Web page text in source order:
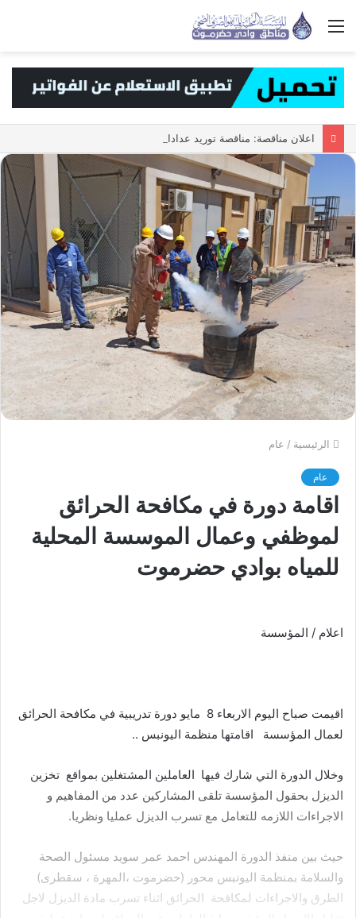
القائمة
اعلان مناقصة: مناقصة توريد عدادات المياه حجم 1/2 ه
الرئيسية / عام
عام
اقامة دورة في مكافحة الحرائق
لموظفي وعمال الموسسة المحلية
للمياه بوادي حضرموت
اعلام / المؤسسة
اقيمت صباح اليوم الاربعاء 8 مايو دورة تدريبية في مكافحة الحرائق
لعمال المؤسسة اقامتها منظمة اليونبس ..
وخلال الدورة التي شارك فيها العاملين المشتغلين بمواقع تخزين
الديزل بحقول المؤسسة تلقى المشاركين عدد من المفاهيم و
الاجراءات اللازمه للتعامل مع تسرب الديزل عمليا ونظريا.
حيث بين منفذ الدورة المهندس احمد عمر سويد مسئول الصحة
والسلامة بمنظمة اليونبس محور (حضرموت ،المهرة ، سقطرى)
الطرق والاجراءات لمكافحة الحرائق اثناء تسرب مادة الديزل لاجل